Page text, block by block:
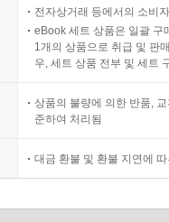
전자상거래 등에서의 소비
eBook 세트 상품은 일괄 구
1개의 상품으로 취급 및 판
우, 세트 상품 전부 및 세트
상품의 불량에 의한 반품,
준하여 처리됨
대금 환불 및 환불 지연에